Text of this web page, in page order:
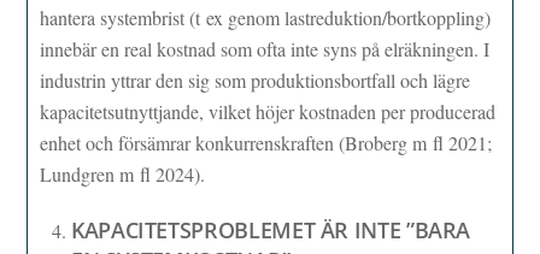
hantera systembrist (t ex genom lastreduktion/bortkoppling)
innebär en real kostnad som ofta inte syns på elräkningen. I
industrin yttrar den sig som produktionsbortfall och lägre
kapacitetsutnyttjande, vilket höjer kostnaden per producerad
enhet och försämrar konkurrenskraften (Broberg m fl 2021;
Lundgren m fl 2024).
KAPACITETSPROBLEMET ÄR INTE ”BARA